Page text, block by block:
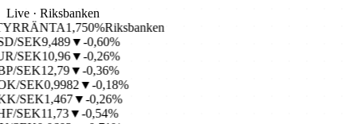
Live · Riksbanken
1,750%Riksbanken
SEK9,489▼-0,60%
SEK10,96▼-0,26%
SEK12,79▼-0,36%
SEK0,9982▼-0,18%
SEK1,467▼-0,26%
SEK11,73▼-0,54%